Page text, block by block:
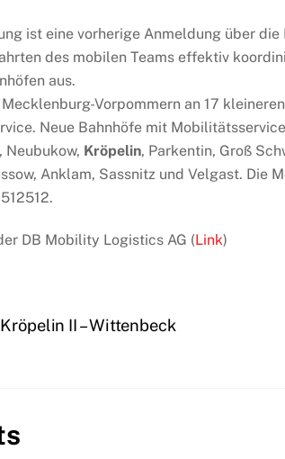
ist eine vorherige Anmeldung über
des mobilen Teams effektiv
aus.
Vorpommern an 17
Neue Bahnhöfe mit
Neubukow, Kröpelin, Parkentin, Groß
Anklam, Sassnitz und Velgast.
DB Mobility Logistics AG (Link)
II – Wittenbeck